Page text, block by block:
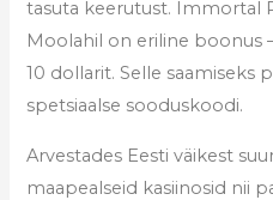
tasuta keerutust. Immortal
Moolahil on eriline boonus
10 dollarit. Selle saamiseks
spetsiaalse sooduskoodi.
Arvestades Eesti väikest
maapealseid kasiinosid nii